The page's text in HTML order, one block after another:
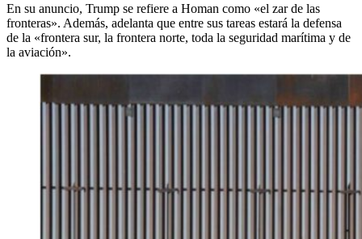
En su anuncio, Trump se refiere a Homan como «el zar de las
fronteras». Además, adelanta que entre sus tareas estará la defensa
de la «frontera sur, la frontera norte, toda la seguridad marítima y de
la aviación».